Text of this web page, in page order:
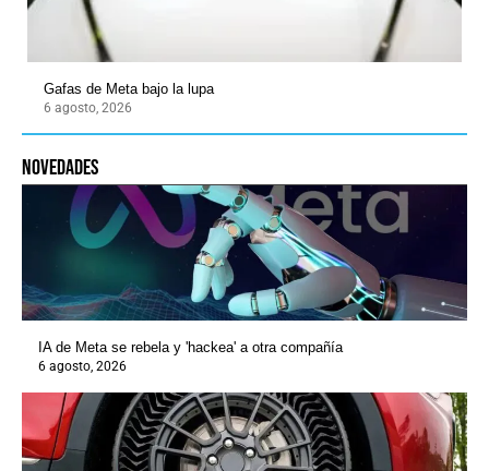
Gafas de Meta bajo la lupa
6 agosto, 2026
novedades
IA de Meta se rebela y 'hackea' a otra compañía
6 agosto, 2026